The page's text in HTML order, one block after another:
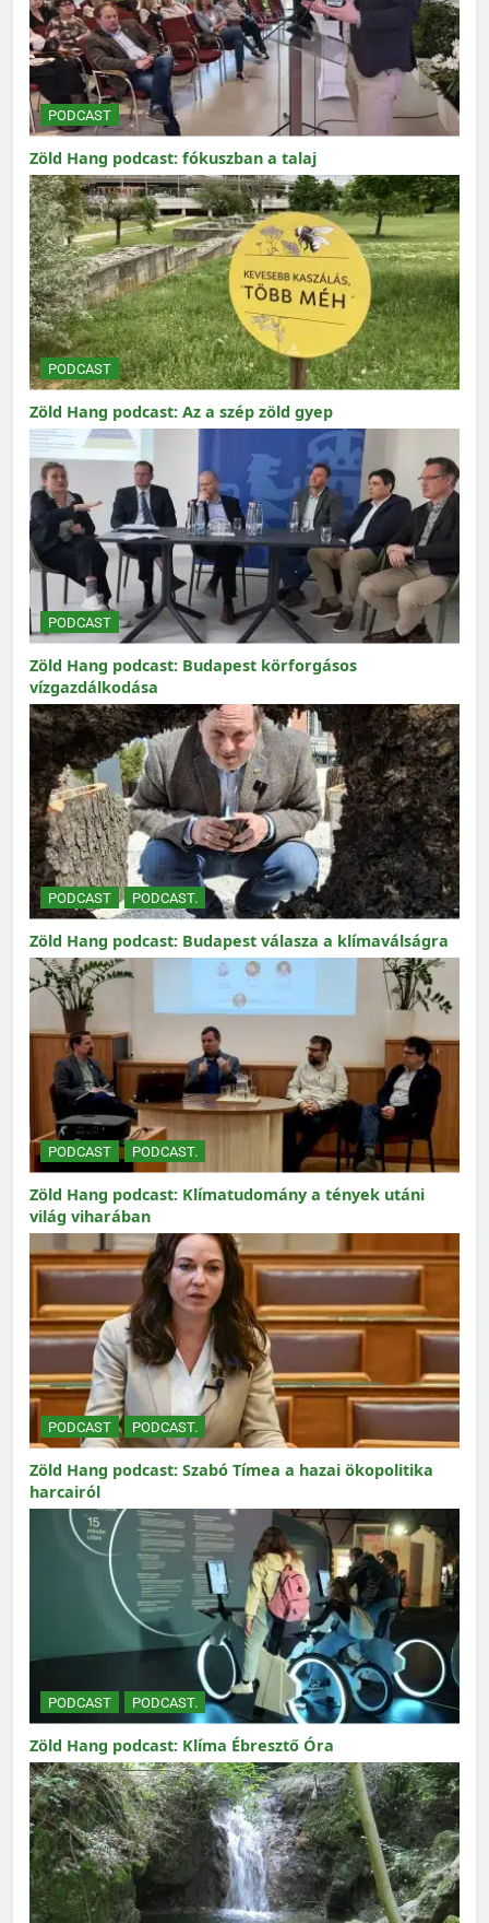
PODCAST
Zöld Hang podcast: fókuszban a talaj
PODCAST
Zöld Hang podcast: Az a szép zöld gyep
PODCAST
Zöld Hang podcast: Budapest körforgásos
vízgazdálkodása
PODCAST PODCAST.
Zöld Hang podcast: Budapest válasza a klímaválságra
PODCAST PODCAST.
Zöld Hang podcast: Klímatudomány a tények utáni
világ viharában
PODCAST PODCAST.
Zöld Hang podcast: Szabó Tímea a hazai ökopolitika
harcairól
PODCAST PODCAST.
Zöld Hang podcast: Klíma Ébresztő Óra